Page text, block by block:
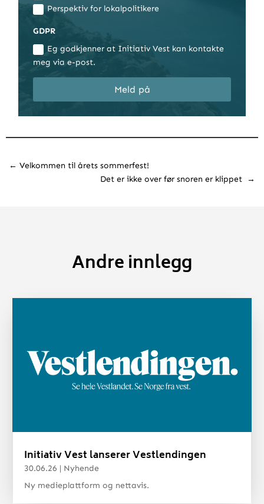
Perspektiv for lokalpolitikere
GDPR
Eg godkjenner at Initiativ Vest kan kontakte
meg via e-post.
Meld på
← Velkommen til årets sommerfest!
Det er ikke over før snoren er klippet →
Andre innlegg
Initiativ Vest lanserer Vestlendingen
30.06.26 | Nyhende
Ny medieplattform og nettavis.